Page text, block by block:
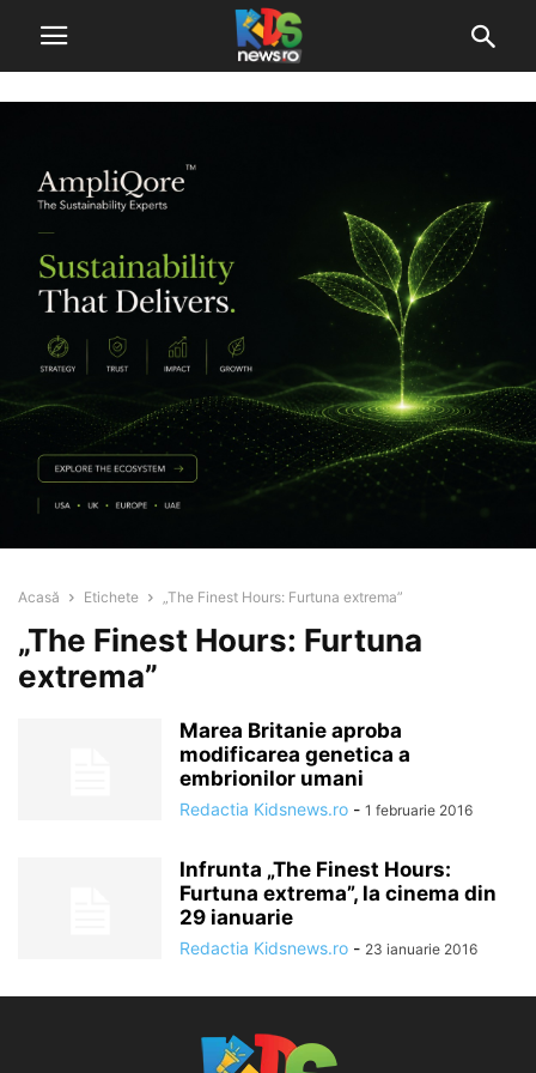
Acasă Etichete „The Finest Hours: Furtuna extrema”
„The Finest Hours: Furtuna
extrema”
Marea Britanie aproba
modificarea genetica a
embrionilor umani
Redactia Kidsnews.ro - 1 februarie 2016
Infrunta „The Finest Hours:
Furtuna extrema”, la cinema din
29 ianuarie
Redactia Kidsnews.ro - 23 ianuarie 2016